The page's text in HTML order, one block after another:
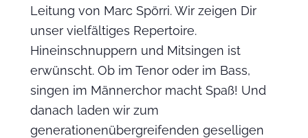
Leitung von Marc Spörri. Wir zeigen Dir
unser vielfältiges Repertoire.
Hineinschnuppern und Mitsingen ist
erwünscht. Ob im Tenor oder im Bass,
singen im Männerchor macht Spaß! Und
danach laden wir zum
generationenübergreifenden geselligen